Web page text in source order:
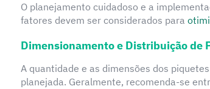
O planejamento cuidadoso e a
fatores devem ser considerados para
Dimensionamento e Distribuição de
A quantidade e as dimensões dos
planejada. Geralmente, recomenda-se